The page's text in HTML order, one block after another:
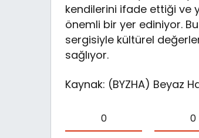
kendilerini ifade ettiği ve
önemli bir yer ediniyor. Bu
sergisiyle kültürel
sağlıyor.
Kaynak: (BYZHA) Beyaz
0 0